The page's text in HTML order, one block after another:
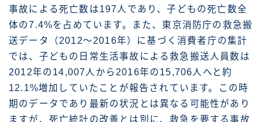
事故による死亡数は197人であり、子どもの死亡数全
体の7.4%を占めています。また、東京消防庁の救急搬
送データ（2012〜2016年）に基づく消費者庁の集計
では、子どもの日常生活事故による救急搬送人員数は
2012年の14,007人から2016年の15,706人へと約
12.1%増加していたことが報告されています。この時
期のデータであり最新の状況とは異なる可能性があり
ますが、死亡統計の改善とは別に、救急を要する事故